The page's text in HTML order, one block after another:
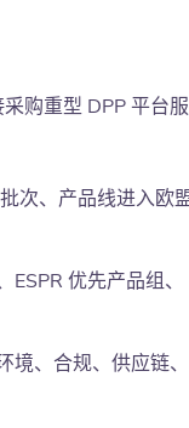
购重型 DPP 平台服
次、产品线进入欧
优先产品组、
、合规、供应链、